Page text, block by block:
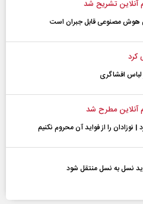
آنلاین تشریح شد
هوش مصنوعی قابل جبران است
کرد
لباس افشاگری
آنلاین مطرح شد
| نوزادان را از فواید آن محروم نکنیم
نسل به نسل منتقل شود